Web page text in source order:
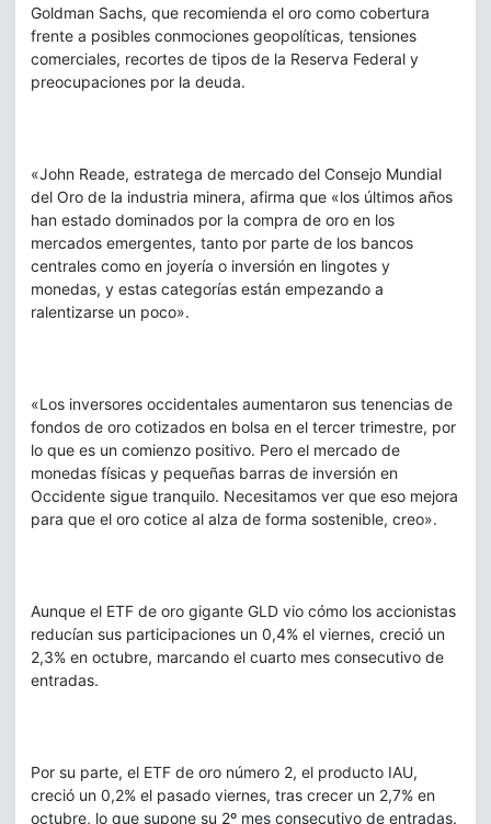
Goldman Sachs, que recomienda el oro como cobertura
frente a posibles conmociones geopolíticas, tensiones
comerciales, recortes de tipos de la Reserva Federal y
preocupaciones por la deuda.
«John Reade, estratega de mercado del Consejo Mundial
del Oro de la industria minera, afirma que «los últimos años
han estado dominados por la compra de oro en los
mercados emergentes, tanto por parte de los bancos
centrales como en joyería o inversión en lingotes y
monedas, y estas categorías están empezando a
ralentizarse un poco».
«Los inversores occidentales aumentaron sus tenencias de
fondos de oro cotizados en bolsa en el tercer trimestre, por
lo que es un comienzo positivo. Pero el mercado de
monedas físicas y pequeñas barras de inversión en
Occidente sigue tranquilo. Necesitamos ver que eso mejora
para que el oro cotice al alza de forma sostenible, creo».
Aunque el ETF de oro gigante GLD vio cómo los accionistas
reducían sus participaciones un 0,4% el viernes, creció un
2,3% en octubre, marcando el cuarto mes consecutivo de
entradas.
Por su parte, el ETF de oro número 2, el producto IAU,
creció un 0,2% el pasado viernes, tras crecer un 2,7% en
octubre, lo que supone su 2º mes consecutivo de entradas.